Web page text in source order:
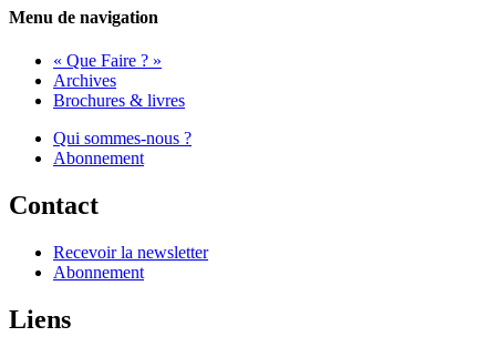
Menu de navigation
« Que Faire ? »
Archives
Brochures & livres
Qui sommes-nous ?
Abonnement
Contact
Recevoir la newsletter
Abonnement
Liens